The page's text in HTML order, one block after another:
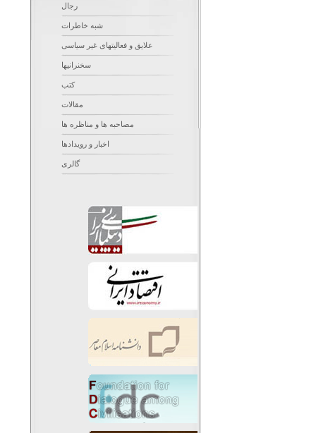
رجال
شبه خاطرات
علایق و فعالیتهای غیر سیاسی
سخنرانیها
کتب
مقالات
مصاحبه ها و مناظره ها
اخبار و رویدادها
گالری